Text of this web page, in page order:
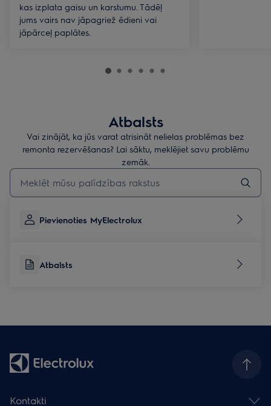
kas izplata gaisu un karstumu. Tādēļ
jums vairs nav jāpagriež ēdieni vai
jāpārceļ paplātes.
Atbalsts
Vai zinājāt, ka jūs varat atrisināt nelielas problēmas bez
remonta rezervēšanas? Lai sāktu, meklējiet savu problēmu
zemāk.
Rakstiet, lai meklētu rakstus par atbalstu
Pievienoties MyElectrolux
Atbalsts
Kontakti